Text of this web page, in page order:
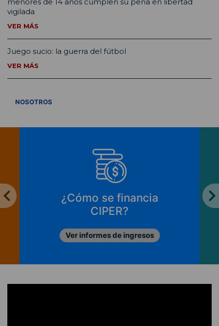
vigilada
VER MÁS
Juego sucio: la guerra del fútbol
VER MÁS
NOSOTROS
¿Cómo se financia
CIPER?
Ver informes de ingresos